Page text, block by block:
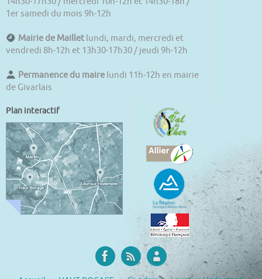
1er samedi du mois 9h-12h
Mairie de Maillet lundi, mardi, mercredi et
vendredi 8h-12h et 13h30-17h30 / jeudi 9h-12h
Permanence du maire lundi 11h-12h en mairie
de Givarlais
Plan interactif